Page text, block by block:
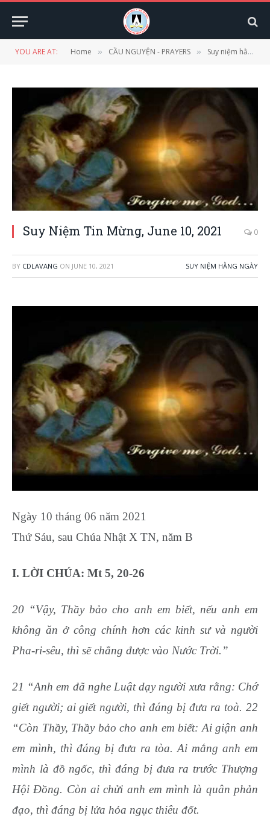
YOU ARE AT: Home » CẦU NGUYỆN - PRAYERS » Suy niệm hằng ngày
Suy Niệm Tin Mừng, June 10, 2021 0
BY CDLAVANG ON JUNE 10, 2021 SUY NIỆM HẰNG NGÀY
Ngày 10 tháng 06 năm 2021
Thứ Sáu, sau Chúa Nhật X TN, năm B
I. LỜI CHÚA: Mt 5, 20-26
20 “Vậy, Thầy bảo cho anh em biết, nếu anh em
không ăn ở công chính hơn các kinh sư và người
Pha-ri-sêu, thì sẽ chẳng được vào Nước Trời.”
21 “Anh em đã nghe Luật dạy người xưa rằng: Chớ
giết người; ai giết người, thì đáng bị đưa ra toà. 22
“Còn Thầy, Thầy bảo cho anh em biết: Ai giận anh
em mình, thì đáng bị đưa ra tòa. Ai mắng anh em
mình là đồ ngốc, thì đáng bị đưa ra trước Thượng
Hội Đồng. Còn ai chửi anh em mình là quân phản
đạo, thì đáng bị lửa hỏa ngục thiêu đốt.